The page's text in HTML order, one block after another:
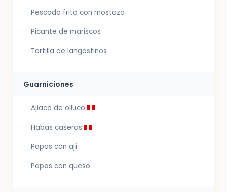
Pescado frito con mostaza
Picante de mariscos
Tortilla de langostinos
Guarniciones
Ajiaco de olluco
Habas caseras
Papas con ají
Papas con queso